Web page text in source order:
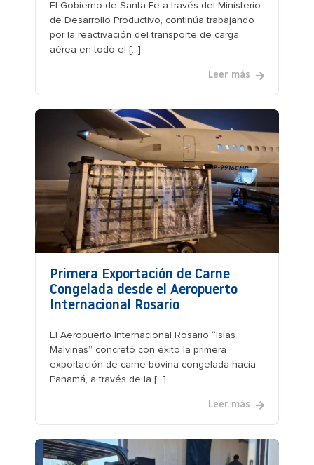
El Gobierno de Santa Fe a través del Ministerio
de Desarrollo Productivo, continúa trabajando
por la reactivación del transporte de carga
aérea en todo el [...]
Leer más
Primera Exportación de Carne
Congelada desde el Aeropuerto
Internacional Rosario
El Aeropuerto Internacional Rosario “Islas
Malvinas” concretó con éxito la primera
exportación de carne bovina congelada hacia
Panamá, a través de la [...]
Leer más